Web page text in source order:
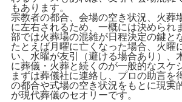
もあります。
宗教者の都合、会場の空き状況、火葬
に左右されるため、一概には決められ
部では火葬場の混雑が日程決定の鍵と
たとえば月曜に亡くなった場合、火曜
い、水曜が友引（避ける場合あり）、
に葬儀・火葬と続くのが一般的なスケ
まずは葬儀社に連絡し、プロの助言を
の都合や式場の空き状況をもとに現実
が現代葬儀のセオリーです。